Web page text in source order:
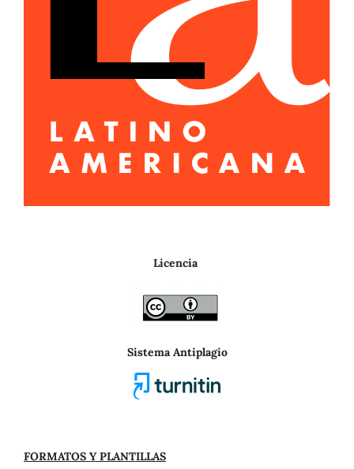
Licencia
Sistema Antiplagio
FORMATOS Y PLANTILLAS